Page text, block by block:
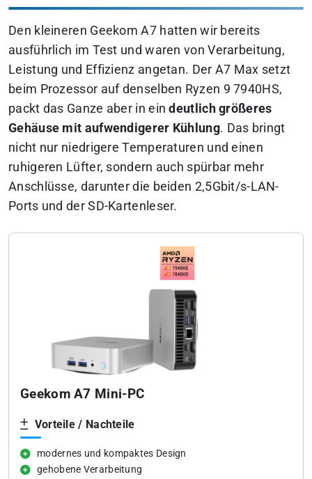
Den kleineren Geekom A7 hatten wir bereits
ausführlich im Test und waren von Verarbeitung,
Leistung und Effizienz angetan. Der A7 Max setzt
beim Prozessor auf denselben Ryzen 9 7940HS,
packt das Ganze aber in eindeutlich größeres
Gehäuse mit aufwendigerer Kühlung. Das bringt
nicht nur niedrigere Temperaturen und einen
ruhigeren Lüfter, sondern auch spürbar mehr
Anschlüsse, darunter die beiden 2,5Gbit/s-LAN-
Ports und der SD-Kartenleser.
Geekom A7 Mini-PC
Vorteile / Nachteile
modernes und kompaktes Design
gehobene Verarbeitung